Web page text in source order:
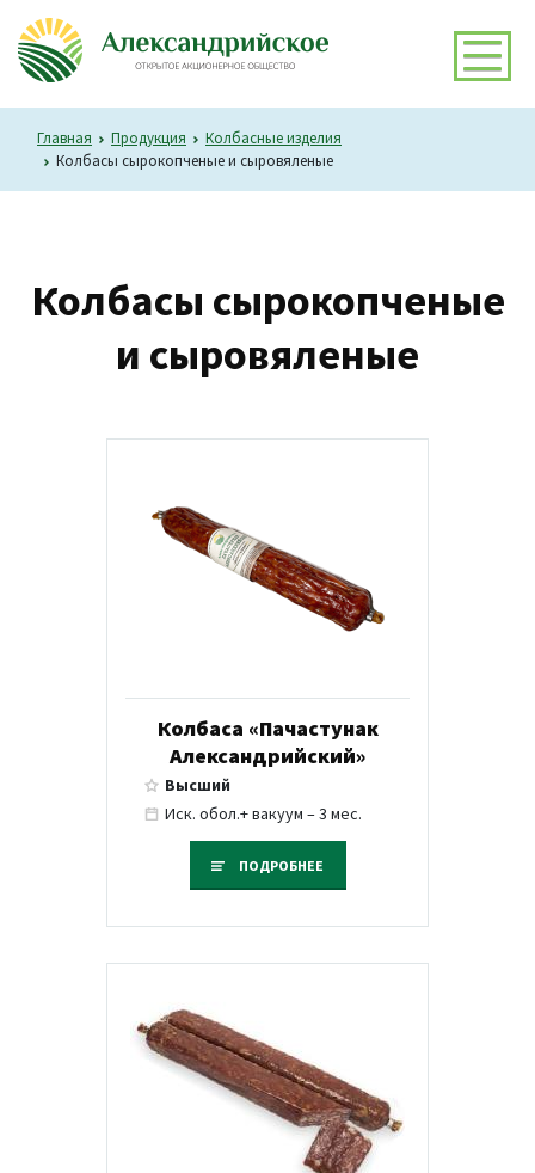
Главная Продукция
Колбасные изделия
Колбасы сырокопченые и сыровяленые
Колбасы сырокопченые
и сыровяленые
Колбаса «Пачастунак
Александрийский»
Высший
Иск. обол.+ вакуум – 3 мес.
ПОДРОБНЕЕ